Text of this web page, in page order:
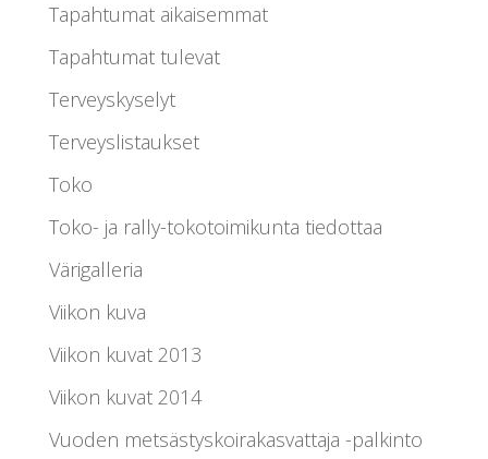
Tapahtumat aikaisemmat
Tapahtumat tulevat
Terveyskyselyt
Terveyslistaukset
Toko
Toko- ja rally-tokotoimikunta tiedottaa
Värigalleria
Viikon kuva
Viikon kuvat 2013
Viikon kuvat 2014
Vuoden metsästyskoirakasvattaja -palkinto